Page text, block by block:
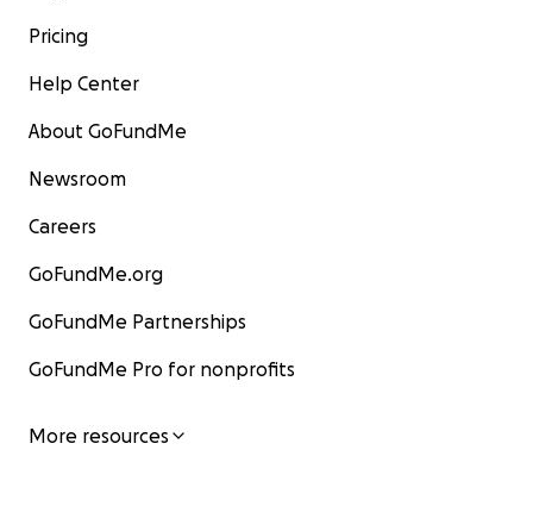
Pricing
Help Center
About GoFundMe
Newsroom
Careers
GoFundMe.org
GoFundMe Partnerships
GoFundMe Pro for nonprofits
More resources